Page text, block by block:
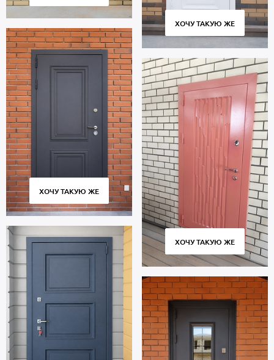
ХОЧУ ТАКУЮ ЖЕ
ХОЧУ ТАКУЮ ЖЕ
ХОЧУ ТАКУЮ ЖЕ